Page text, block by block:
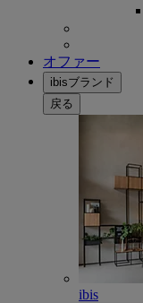
オファー
ibisブランド
戻る
ibis